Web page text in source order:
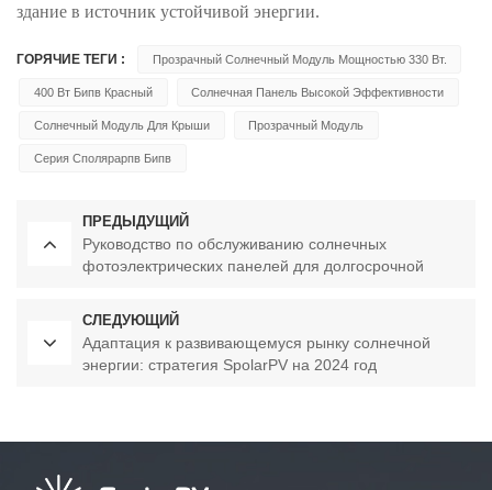
здание в источник устойчивой энергии.
ГОРЯЧИЕ ТЕГИ : Прозрачный Солнечный Модуль Мощностью 330 Вт.
400 Вт Бипв Красный Солнечная Панель Высокой Эффективности
Солнечный Модуль Для Крыши Прозрачный Модуль
Серия Сполярарпв Бипв
ПРЕДЫДУЩИЙ
Руководство по обслуживанию солнечных
фотоэлектрических панелей для долгосрочной
СЛЕДУЮЩИЙ
Адаптация к развивающемуся рынку солнечной
энергии: стратегия SpolarPV на 2024 год